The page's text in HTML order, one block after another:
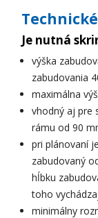
Je nutná
výška
zabudovania
maximálna
vhodný aj pre
rámu od 90
pri plánovaní
zabudovaný
hĺbku
toho
minimálny